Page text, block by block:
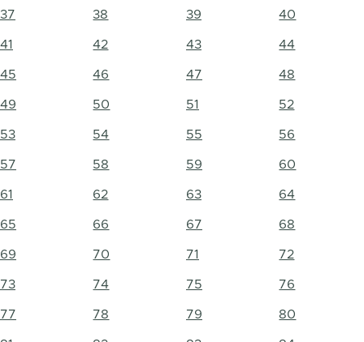
37 38 39 40
41 42 43 44
45 46 47 48
49 50 51 52
53 54 55 56
57 58 59 60
61 62 63 64
65 66 67 68
69 70 71 72
73 74 75 76
77 78 79 80